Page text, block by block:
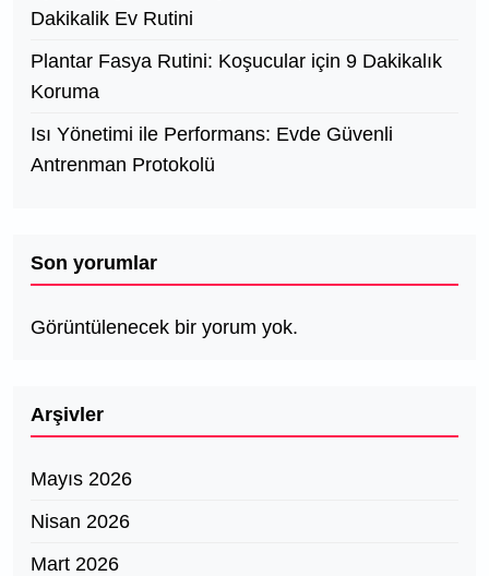
Dakikalik Ev Rutini
Plantar Fasya Rutini: Koşucular için 9 Dakikalık
Koruma
Isı Yönetimi ile Performans: Evde Güvenli
Antrenman Protokolü
Son yorumlar
Görüntülenecek bir yorum yok.
Arşivler
Mayıs 2026
Nisan 2026
Mart 2026